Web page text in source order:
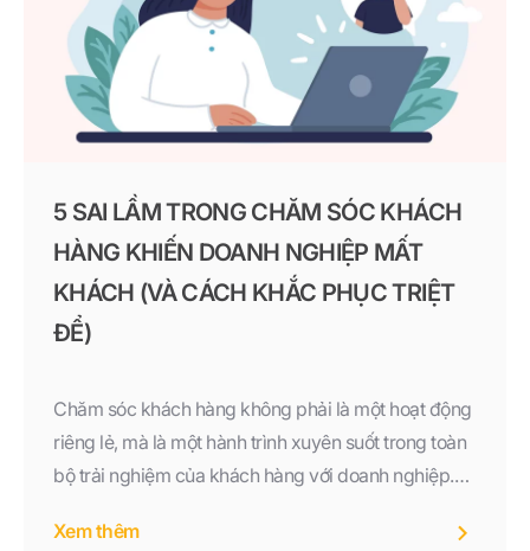
5 SAI LẦM TRONG CHĂM SÓC KHÁCH
HÀNG KHIẾN DOANH NGHIỆP MẤT
KHÁCH (VÀ CÁCH KHẮC PHỤC TRIỆT
ĐỂ)
Chăm sóc khách hàng không phải là một hoạt động
riêng lẻ, mà là một hành trình xuyên suốt trong toàn
bộ trải nghiệm của khách hàng với doanh nghiệp.
hóa, bỏ quên sau bán, xử lý khiếu nại kém hay
Xem thêm